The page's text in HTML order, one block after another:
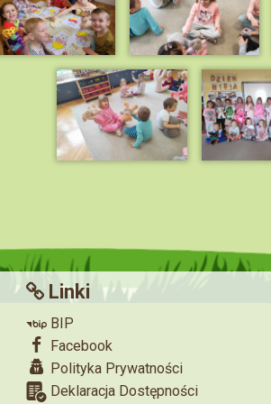
Linki
BIP
Facebook
Polityka Prywatności
Deklaracja Dostępności